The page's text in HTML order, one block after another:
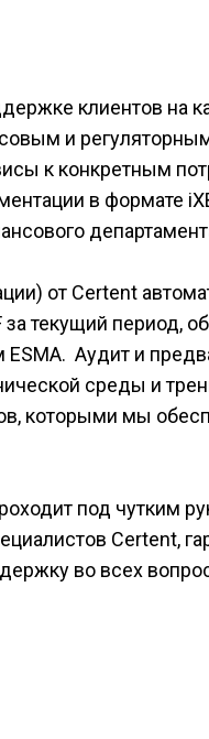
клиентов на
и
к конкретным
в формате
от Certent
текущий период,
Аудит и
среды и
которыми мы
под чутким
Certent,
во всех